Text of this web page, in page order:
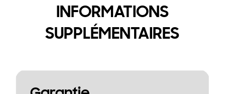
INFORMATIONS
SUPPLÉMENTAIRES